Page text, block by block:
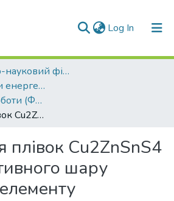
Log In (current)
Навчально-науковий фізико-технічний інститут (НН ФТІ)
Кафедра фізики енергетичних систем (ФЕС)
Бакалаврські роботи (ФЕС)
Одержання плівок Cu2ZnSnS4 в якості активного шару сонячного елементу
Cu2ZnSnS4
шару